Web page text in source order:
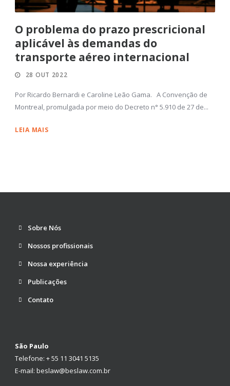
O problema do prazo prescricional
aplicável às demandas do
transporte aéreo internacional
28 OUT 2022
Por Ricardo Bernardi e Caroline Leão Gama. A Convenção de
Montreal, promulgada por meio do Decreto n° 5.910 de 27 de...
LEIA MAIS
Sobre Nós
Nossos profissionais
Nossa experiência
Publicações
Contato
São Paulo
Telefone: + 55 11 3041 5135
E-mail: beslaw@beslaw.com.br